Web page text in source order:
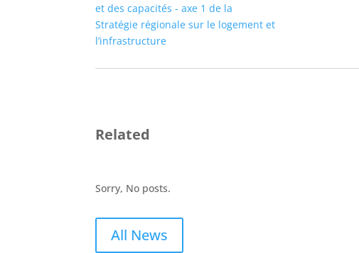
et des capacités - axe 1 de la
Stratégie régionale sur le logement et
l’infrastructure
Related
Sorry, No posts.
All News